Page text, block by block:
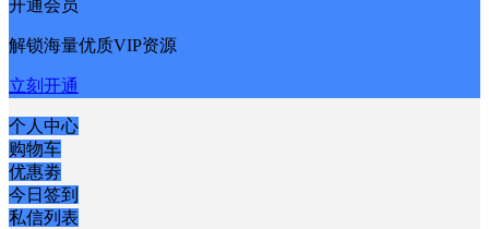
开通会员
解锁海量优质VIP资源
立刻开通
个人中心
购物车
优惠劵
今日签到
私信列表